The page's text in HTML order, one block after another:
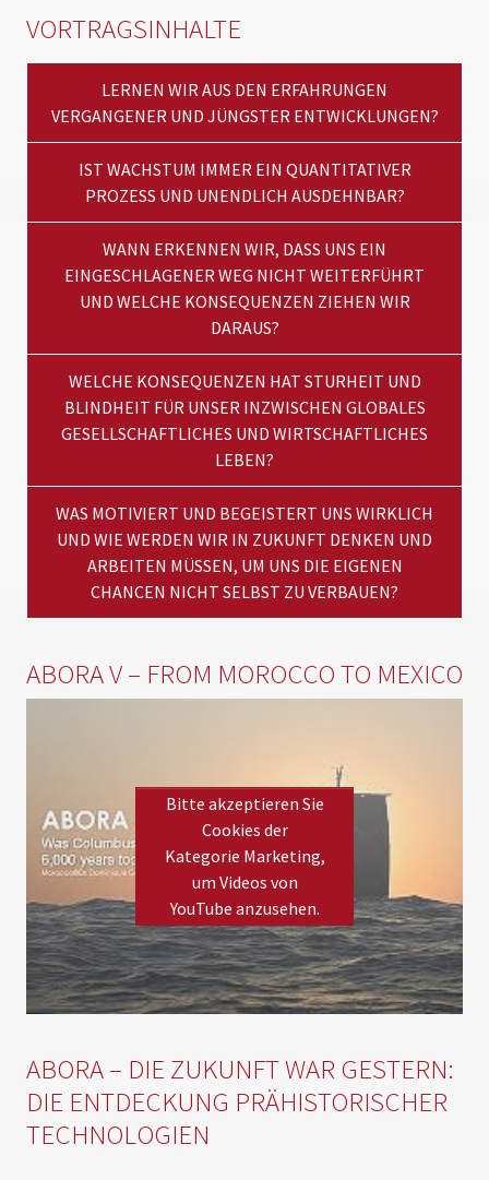
VORTRAGSINHALTE
LERNEN WIR AUS DEN ERFAHRUNGEN
VERGANGENER UND JÜNGSTER ENTWICKLUNGEN?
IST WACHSTUM IMMER EIN QUANTITATIVER
PROZESS UND UNENDLICH AUSDEHNBAR?
WANN ERKENNEN WIR, DASS UNS EIN
EINGESCHLAGENER WEG NICHT WEITERFÜHRT
UND WELCHE KONSEQUENZEN ZIEHEN WIR
DARAUS?
WELCHE KONSEQUENZEN HAT STURHEIT UND
BLINDHEIT FÜR UNSER INZWISCHEN GLOBALES
GESELLSCHAFTLICHES UND WIRTSCHAFTLICHES
LEBEN?
WAS MOTIVIERT UND BEGEISTERT UNS WIRKLICH
UND WIE WERDEN WIR IN ZUKUNFT DENKEN UND
ARBEITEN MÜSSEN, UM UNS DIE EIGENEN
CHANCEN NICHT SELBST ZU VERBAUEN?
ABORA V – FROM MOROCCO TO MEXICO
Bitte akzeptieren Sie
Cookies der
Kategorie Marketing,
um Videos von
YouTube anzusehen.
Pleaseaccept marketing cookiesto view this YouTube
content.
ABORA – DIE ZUKUNFT WAR GESTERN:
DIE ENTDECKUNG PRÄHISTORISCHER
TECHNOLOGIEN